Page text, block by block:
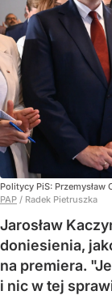
Politycy PiS: Przemysław
PAP / Radek Pietruszka
Jarosław
doniesienia,
na premiera.
i nic w tej